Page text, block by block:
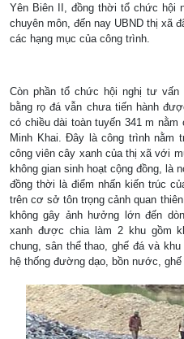
Yên Biên II, đồng thời tổ chức hội
chuyên môn, đến nay UBND thị xã
các hạng mục của công trình.
Còn phần tổ chức hội nghị tư vấn
bằng rọ đá vẫn chưa tiến hành
có chiều dài toàn tuyến 341 m
Minh Khai. Đây là công trình nằm
công viên cây xanh của thị xã với
không gian sinh hoạt cộng đồng, là
đồng thời là điểm nhấn kiến trúc
trên cơ sở tôn trọng cảnh quan
không gây ảnh hưởng lớn đến
xanh được chia làm 2 khu gồm
chung, sân thể thao, ghế đá và
hệ thống đường dạo, bồn nước, ghế